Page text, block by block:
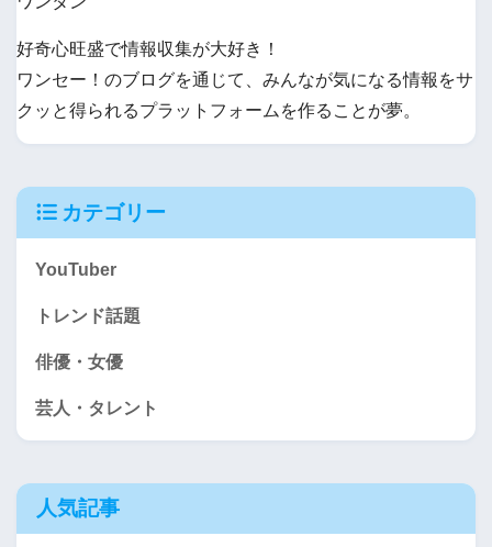
好奇心旺盛で情報収集が大好き！
ワンセー！のブログを通じて、みんなが気になる情報をサ
クッと得られるプラットフォームを作ることが夢。
カテゴリー
YouTuber
トレンド話題
俳優・女優
芸人・タレント
人気記事